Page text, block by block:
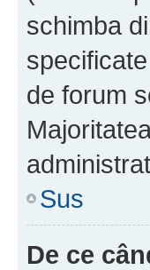
schimba
de forum
Sus
De ce